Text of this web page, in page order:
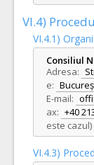
VI.4)
VI.4.1)
Consiliul
Adresa:
e:
E-mail:
ax: +40
este cazul)
VI.4.3)